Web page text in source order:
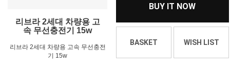
리브라 2세대 차량용 고
속 무선충전기 15w
리브라 2세대 차량용 고속 무선충전
기 15w
BUY IT NOW
BASKET WISH LIST